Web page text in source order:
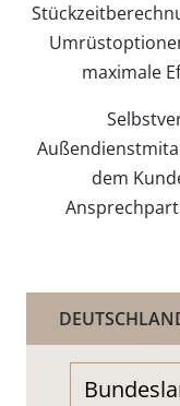
maximale
dem